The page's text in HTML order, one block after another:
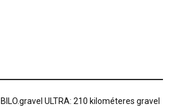
BILO.gravel ULTRA: 210 kilométeres gravel